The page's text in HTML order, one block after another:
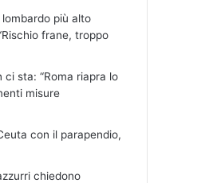
più alto
frane, troppo
ci sta: “Roma riapra lo
misure
con il parapendio,
chiedono